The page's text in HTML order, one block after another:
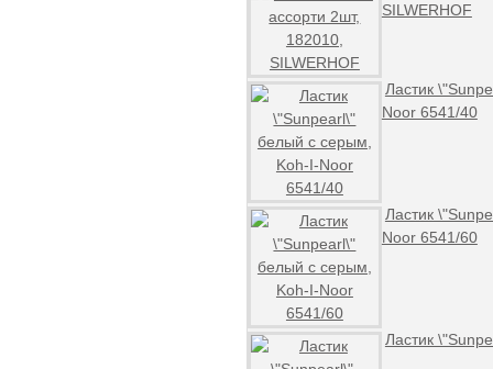
SILWERHOF
Ластик
Noor 6541/40
Ластик
Noor 6541/60
Ластик